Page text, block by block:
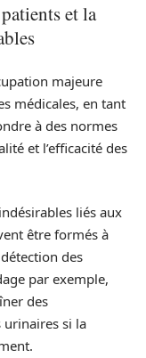
et la
majeure
médicales, en tant
à des normes
et l’efficacité des
liés aux
être formés à
des
par exemple,
des
si la